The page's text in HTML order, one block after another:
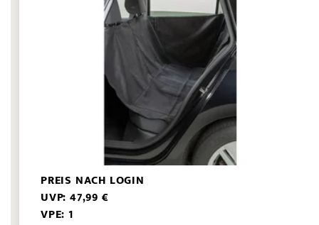
PREIS NACH LOGIN
UVP: 47,99 €
VPE: 1